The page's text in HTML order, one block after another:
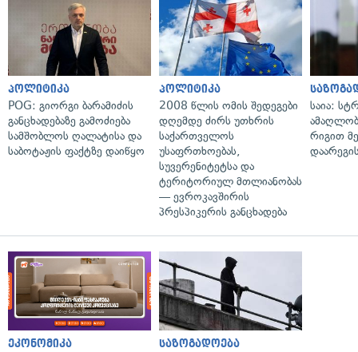
პოლიტიკა
POG: გიორგი ბარამიძის
განცხადებაზე გამოძიება
სამშობლოს ღალატისა და
საბოტაჟის ფაქტზე დაიწყო
პოლიტიკა
2008 წლის ომის შედეგები
დღემდე ძირს უთხრის
საქართველოს
უსაფრთხოებას,
სუვერენიტეტსა და
ტერიტორიულ მთლიანობას
— ევროკავშირის
პრესპიკერის განცხადება
საია:
რიგით
ეკონომიკა საზოგადოება